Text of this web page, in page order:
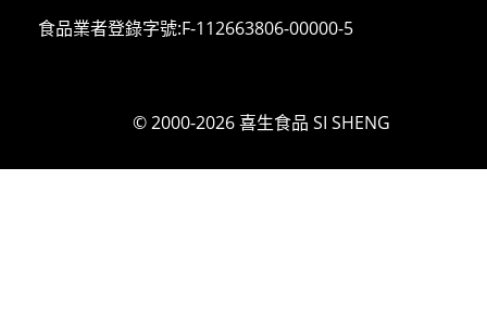
食品業者登錄字號:F-112663806-00000-5
© 2000-2026 喜生食品 SI SHENG